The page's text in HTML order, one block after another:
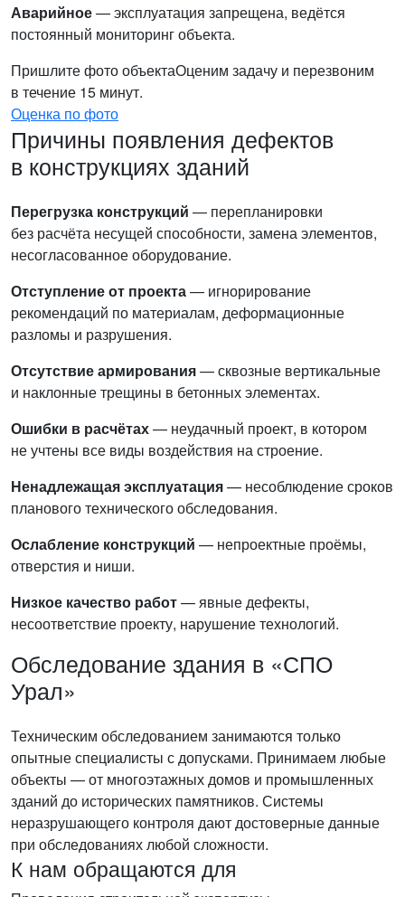
Аварийное— эксплуатация запрещена, ведётся
постоянный мониторинг объекта.
Пришлите фото объектаОценим задачу и перезвоним
в течение 15 минут.
Оценка по фото
Причины появления дефектов
в конструкциях зданий
Перегрузка конструкций — перепланировки
без расчёта несущей способности, замена элементов,
несогласованное оборудование.
Отступление от проекта— игнорирование
рекомендаций по материалам, деформационные
разломы и разрушения.
Отсутствие армирования— сквозные вертикальные
и наклонные трещины в бетонных элементах.
Ошибки в расчётах— неудачный проект, в котором
не учтены все виды воздействия на строение.
Ненадлежащая эксплуатация— несоблюдение сроков
планового технического обследования.
Ослабление конструкций — непроектные проёмы,
отверстия и ниши.
Низкое качество работ— явные дефекты,
несоответствие проекту, нарушение технологий.
Обследование здания в «СПО
Урал»
Техническим обследованием занимаются только
опытные специалисты с допусками. Принимаем любые
объекты — от многоэтажных домов и промышленных
зданий до исторических памятников. Системы
неразрушающего контроля дают достоверные данные
при обследованиях любой сложности.
К нам обращаются для